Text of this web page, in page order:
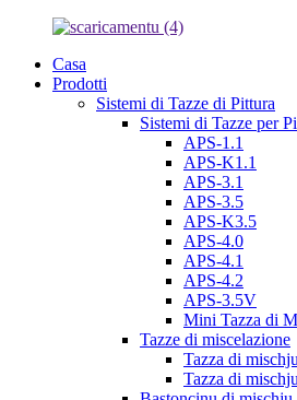
Casa
Prodotti
Sistemi di Tazze di Pittura
Sistemi di Tazze per
APS-1.1
APS-K1.1
APS-3.1
APS-3.5
APS-K3.5
APS-4.0
APS-4.1
APS-4.2
APS-3.5V
Mini Tazza di
Tazze di miscelazione
Tazza di
Tazza di